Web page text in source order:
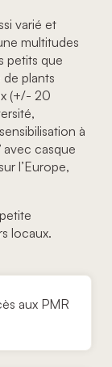
varié et
multitudes
petits que
plants
(+/- 20
à
avec casque
l’Europe,
locaux.
aux PMR